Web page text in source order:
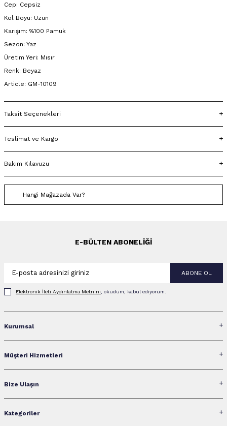
Cep: Cepsiz
Kol Boyu: Uzun
Karışım: %100 Pamuk
Sezon: Yaz
Üretim Yeri: Mısır
Renk: Beyaz
Article: GM-10109
Taksit Seçenekleri
Teslimat ve Kargo
Bakım Kılavuzu
Hangi Mağazada Var?
E-BÜLTEN ABONELIĞI
ABONE OL
Elektronik İleti Aydınlatma Metni‌ni , okudum, kabul ediyorum.
Kurumsal
Müşteri Hizmetleri
Bize Ulaşın
Kategoriler